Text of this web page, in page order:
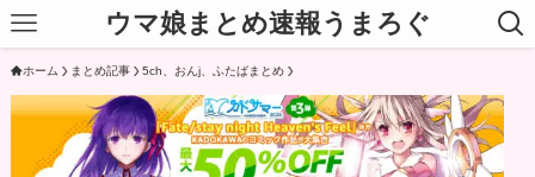
ウマ娘まとめ速報うまろぐ
ホーム まとめ記事 5ch、おんj、ふたばまとめ